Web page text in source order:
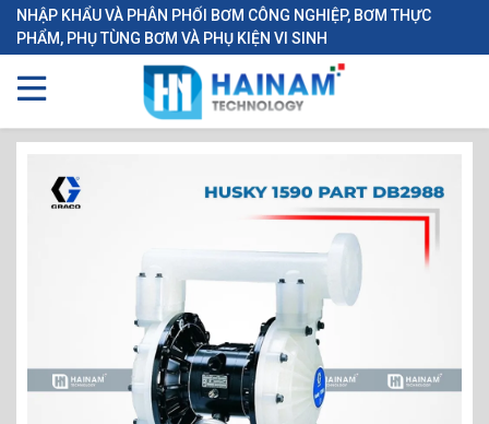
NHẬP KHẨU VÀ PHÂN PHỐI BƠM CÔNG NGHIỆP, BƠM THỰC
PHẨM, PHỤ TÙNG BƠM VÀ PHỤ KIỆN VI SINH